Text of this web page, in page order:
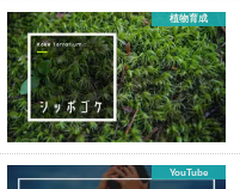
植物育成
YouTube